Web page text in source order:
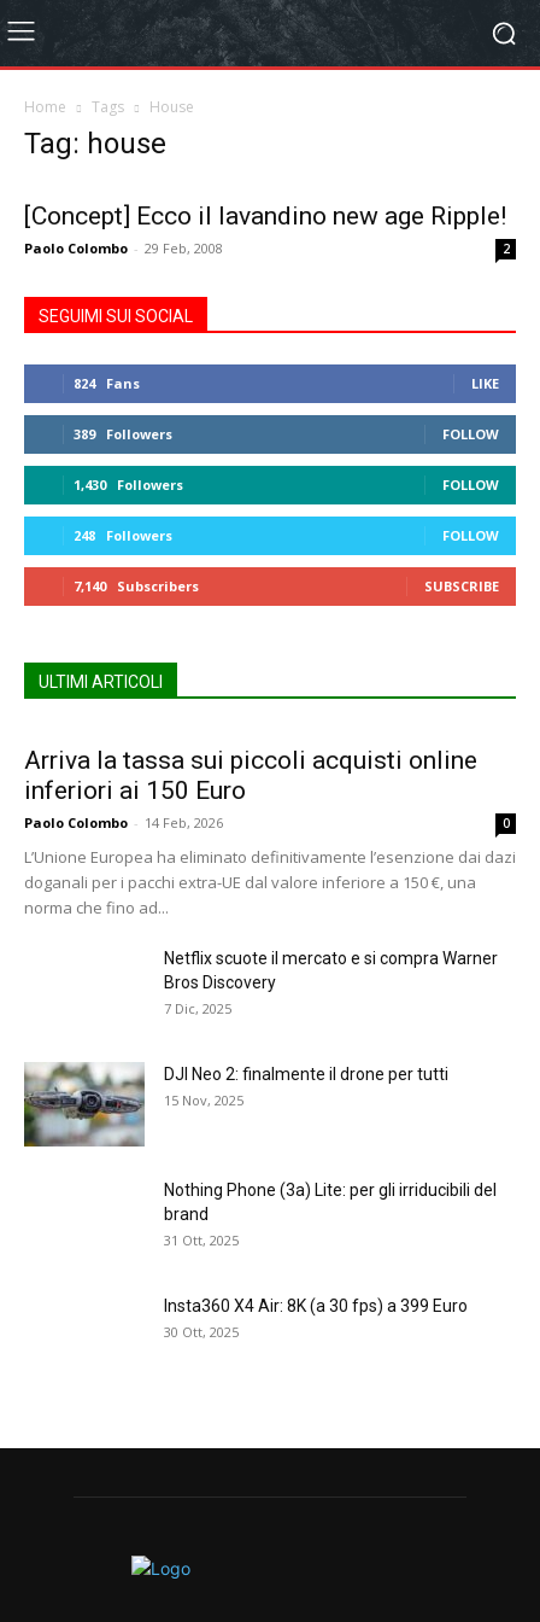
Home Tags House
Tag: house
[Concept] Ecco il lavandino new age Ripple!
Paolo Colombo - 29 Feb, 2008 2
SEGUIMI SUI SOCIAL
824 Fans LIKE
389 Followers FOLLOW
1,430 Followers FOLLOW
248 Followers FOLLOW
7,140 Subscribers SUBSCRIBE
ULTIMI ARTICOLI
Arriva la tassa sui piccoli acquisti online
inferiori ai 150 Euro
Paolo Colombo - 14 Feb, 2026 0
L’Unione Europea ha eliminato definitivamente l’esenzione dai dazi
doganali per i pacchi extra-UE dal valore inferiore a 150 €, una
norma che fino ad...
Netflix scuote il mercato e si compra Warner
Bros Discovery
7 Dic, 2025
DJI Neo 2: finalmente il drone per tutti
15 Nov, 2025
Nothing Phone (3a) Lite: per gli irriducibili del
brand
31 Ott, 2025
Insta360 X4 Air: 8K (a 30 fps) a 399 Euro
30 Ott, 2025